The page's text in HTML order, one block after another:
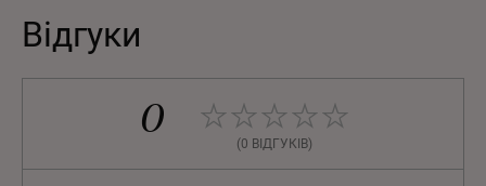
Відгуки
0
(0 ВІДГУКІВ)